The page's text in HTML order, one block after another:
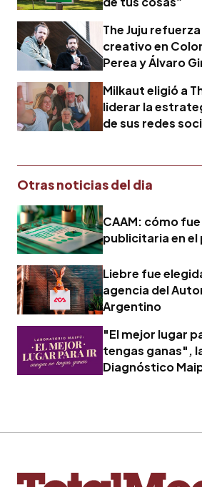
The Juju
creativo en
Perea y Álvaro
Milkaut eligió a
liderar la
de sus redes
Otras noticias del dia
CAAM: cómo
publicitaria en
Liebre fue
agencia del
Argentino
"El mejor lugar
tengas ganas",
Diagnóstico